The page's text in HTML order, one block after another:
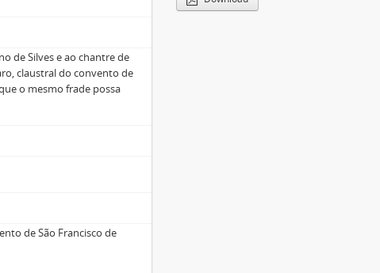
de Silves e ao chantre de
claustral do convento de
o mesmo frade possa
de São Francisco de